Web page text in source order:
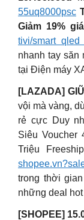
55uq8000psc
Giảm 19%
tivi/smart
nhanh tay săn
tại Điện máy
[LAZADA]
vội mà vàng,
rẻ cực Duy
Siêu Voucher
Triệu
trong thời
những deal
[SHOPEE]